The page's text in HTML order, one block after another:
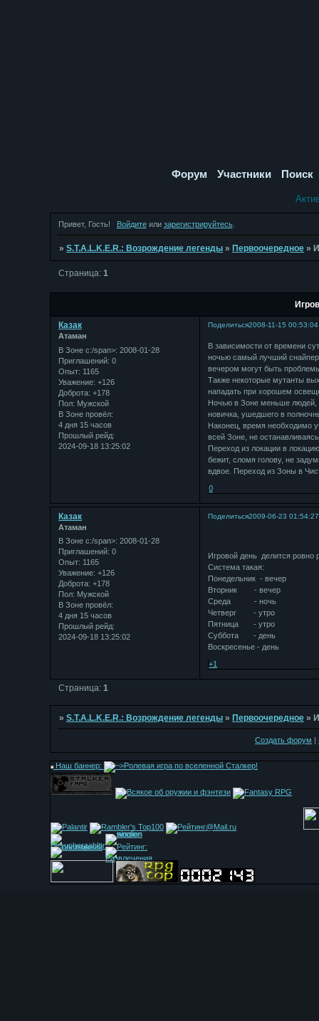
Форум Участники Поиск
Привет, Гость! Войдитеили зарегистрируйтесь.
»S.T.A.L.K.E.R.: Возрождение легенды » Первоочередное »
Страница:1
Поделиться2008-11-15 00:53:04
Казак
Атаман
В Зоне с:/span>: 2008-01-28
Приглашений: 0
Опыт: 1165
Уважение: +126
Доброта: +178
Пол: Мужской
В Зоне провёл:
4 дня 15 часов
Прошлый рейд:
2024-09-18 13:25:02
В зависимости от времени
ночью самый лучший
вечером могут быть
Также некоторые мутанты
нападать при хорошем
Ночью в Зоне меньше людей,
новичка, ушедшего в
Наконец, время необходимо
всей Зоне, не
Переход из локации в
бежит, сломя голову, не
вдвое. Переход из Зоны в
0
Поделиться2009-06-23 01:54:27
Казак
Атаман
В Зоне с:/span>: 2008-01-28
Приглашений: 0
Опыт: 1165
Уважение: +126
Доброта: +178
Пол: Мужской
В Зоне провёл:
4 дня 15 часов
Прошлый рейд:
2024-09-18 13:25:02
Игровой день делится ровно
Система такая:
Понедельник - вечер
Вторник - вечер
Среда - ночь
Четверг - утро
Пятница - утро
Суббота - день
Воскресенье - день
+1
Страница:1
»S.T.A.L.K.E.R.: Возрождение легенды »Первоочередное »
Создать форум
Наш баннер: